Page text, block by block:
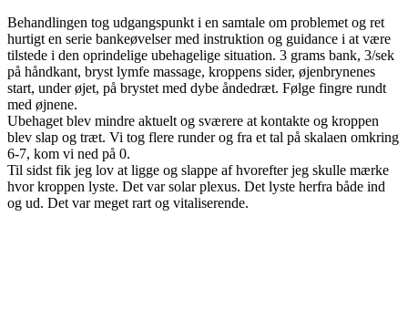
Behandlingen tog udgangspunkt i en samtale om problemet og ret
hurtigt en serie bankeøvelser med instruktion og guidance i at være
tilstede i den oprindelige ubehagelige situation. 3 grams bank, 3/sek
på håndkant, bryst lymfe massage, kroppens sider, øjenbrynenes
start, under øjet, på brystet med dybe åndedræt. Følge fingre rundt
med øjnene.
Ubehaget blev mindre aktuelt og sværere at kontakte og kroppen
blev slap og træt. Vi tog flere runder og fra et tal på skalaen omkring
6-7, kom vi ned på 0.
Til sidst fik jeg lov at ligge og slappe af hvorefter jeg skulle mærke
hvor kroppen lyste. Det var solar plexus. Det lyste herfra både ind
og ud. Det var meget rart og vitaliserende.